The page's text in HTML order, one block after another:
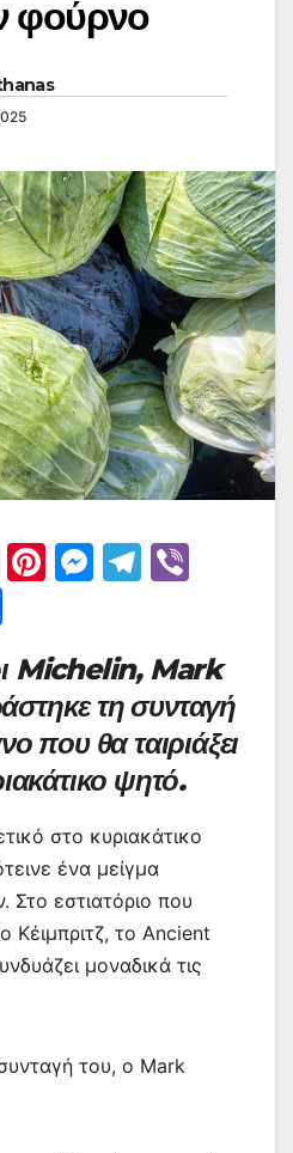
φούρνο
E
Pi
e
st
M
s
e
n
g
er
T
gr
a
m
ρ
α
σ
τε
ίτ
ε
Michelin, Mark
τη συνταγή
που θα ταιριάξει
ψητό.
στο κυριακάτικο
ένα μείγμα
Στο εστιατόριο που
Κέιμπριτζ, το Ancient
μοναδικά τις
του, ο Mark